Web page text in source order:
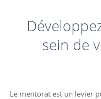
sein de
Le mentorat est un levier